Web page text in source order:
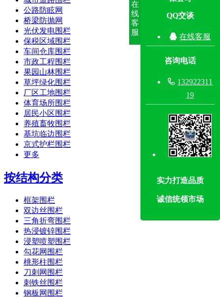
公路防眩网
桥梁防抛网
光伏发电围栏
保税区域围栏
车间仓库围栏
市政工程围栏
果园山林围栏
草坪绿化围栏
厂区工地围栏
体育场所围栏
居民小区围栏
养殖畜牧围栏
基坑临边围栏
京式护栏围栏
更多
按结构分类
框架围栏
双边丝围栏
三角折弯围栏
热浸镀锌围栏
浸塑喷塑围栏
勾花网围栏
桃形柱围栏
刀刺网围栏
刺铁丝围栏
钢板网围栏
在
线
客
服
QQ交谈
 在线客服
咨询电话
 132922311
19
实力打造品质
诚信统领市场